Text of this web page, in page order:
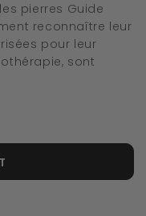
pierres Guide
reconnaître leur
pour leur
sont